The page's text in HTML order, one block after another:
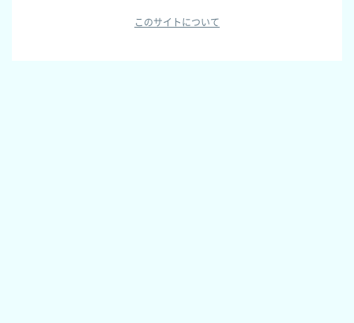
このサイトについて